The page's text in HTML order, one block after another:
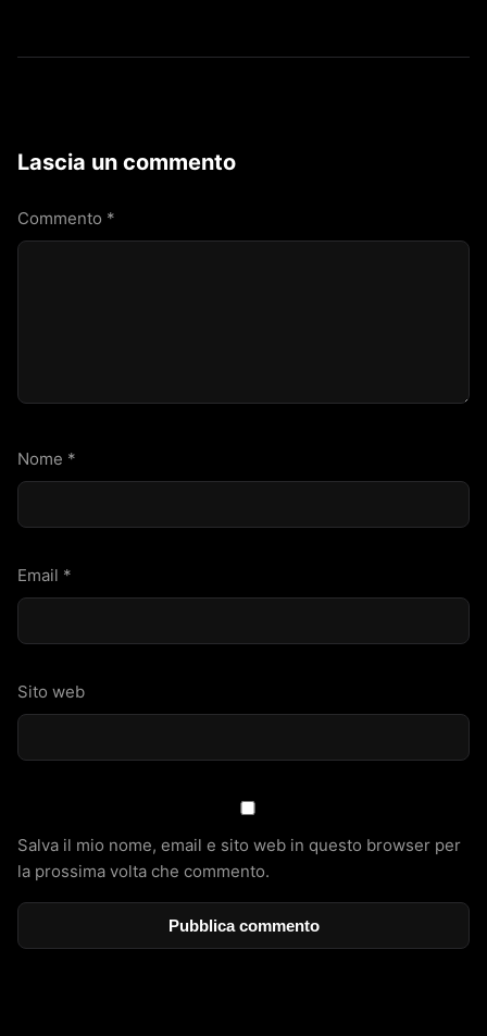
Lascia un commento
Commento *
Nome *
Email *
Sito web
Salva il mio nome, email e sito web in questo browser per
la prossima volta che commento.